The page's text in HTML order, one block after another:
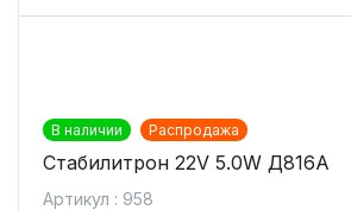
В наличии Распродажа
Стабилитрон 22V 5.0W Д816А
Артикул : 958